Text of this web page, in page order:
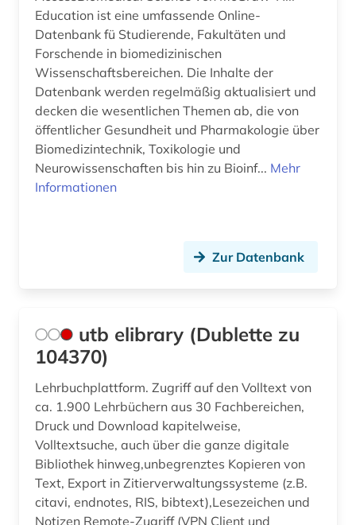
Education ist eine umfassende Online-
Datenbank fü Studierende, Fakultäten und
Forschende in biomedizinischen
Wissenschaftsbereichen. Die Inhalte der
Datenbank werden regelmäßig aktualisiert und
decken die wesentlichen Themen ab, die von
öffentlicher Gesundheit und Pharmakologie über
Biomedizintechnik, Toxikologie und
Neurowissenschaften bis hin zu Bioinf... Mehr
Informationen
Zur Datenbank
utb elibrary (Dublette zu
104370)
Lehrbuchplattform. Zugriff auf den Volltext von
ca. 1.900 Lehrbüchern aus 30 Fachbereichen,
Druck und Download kapitelweise,
Volltextsuche, auch über die ganze digitale
Bibliothek hinweg,unbegrenztes Kopieren von
Text, Export in Zitierverwaltungssysteme (z.B.
citavi, endnotes, RIS, bibtext),Lesezeichen und
Notizen Remote-Zugriff (VPN Client und